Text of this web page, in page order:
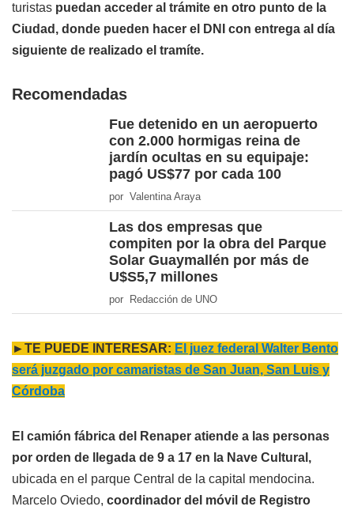
turistas puedan acceder al trámite en otro punto de la
Ciudad, donde pueden hacer el DNI con entrega al día
siguiente de realizado el tramíte.
Recomendadas
Fue detenido en un aeropuerto
con 2.000 hormigas reina de
jardín ocultas en su equipaje:
pagó US$77 por cada 100
por Valentina Araya
Las dos empresas que
compiten por la obra del Parque
Solar Guaymallén por más de
U$S5,7 millones
por Redacción de UNO
►TE PUEDE INTERESAR: El juez federal Walter Bento
será juzgado por camaristas de San Juan, San Luis y
Córdoba
El camión fábrica del Renaper atiende a las personas
por orden de llegada de 9 a 17 en la Nave Cultural,
ubicada en el parque Central de la capital mendocina.
Marcelo Oviedo, coordinador del móvil de Registro